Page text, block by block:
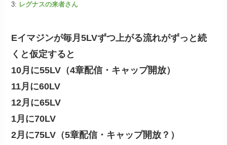
3: レグナスの来者さん
Eイマジンが毎月5LVずつ上がる流れがずっと続
くと仮定すると
10月に55LV（4章配信・キャップ開放）
11月に60LV
12月に65LV
1月に70LV
2月に75LV（5章配信・キャップ開放？）